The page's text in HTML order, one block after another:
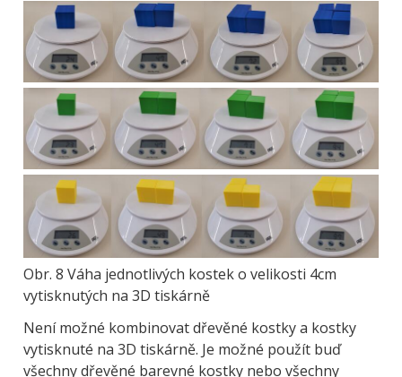
Obrázek
Obrázek
Obrázek
Obr. 8 Váha jednotlivých kostek o velikosti 4cm
vytisknutých na 3D tiskárně
Není možné kombinovat dřevěné kostky a kostky
vytisknuté na 3D tiskárně. Je možné použít buď
všechny dřevěné barevné kostky nebo všechny